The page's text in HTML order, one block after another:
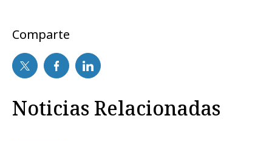
Comparte
Noticias Relacionadas